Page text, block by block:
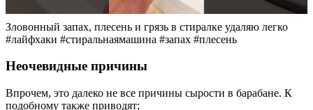
Зловонный запах, плесень и грязь в стиралке удаляю легко
#лайфхаки #стиральнаямашина #запах #плесень
Неочевидные причины
Впрочем, это далеко не все причины сырости в барабане. К
подобному также приводят: